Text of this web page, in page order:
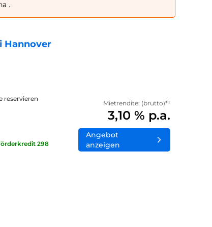
.
Hannover
reservieren
298
Mietrendite: (brutto)*¹
3,10 % p.a.
Angebot
anzeigen